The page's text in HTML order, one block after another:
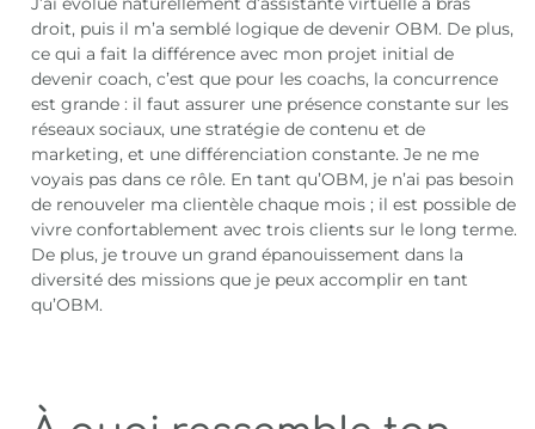
droit, puis il m’a semblé logique de devenir OBM. De plus,
ce qui a fait la différence avec mon projet initial de
devenir coach, c’est que pour les coachs, la concurrence
est grande : il faut assurer une présence constante sur les
réseaux sociaux, une stratégie de contenu et de
marketing, et une différenciation constante. Je ne me
voyais pas dans ce rôle. En tant qu’OBM, je n’ai pas besoin
de renouveler ma clientèle chaque mois ; il est possible de
vivre confortablement avec trois clients sur le long terme.
De plus, je trouve un grand épanouissement dans la
diversité des missions que je peux accomplir en tant
qu’OBM.